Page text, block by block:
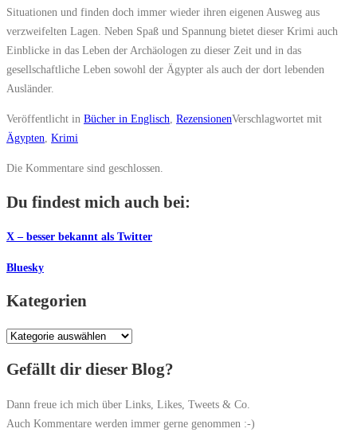
Situationen und finden doch immer wieder ihren eigenen Ausweg aus
verzweifelten Lagen. Neben Spaß und Spannung bietet dieser Krimi auch
Einblicke in das Leben der Archäologen zu dieser Zeit und in das
gesellschaftliche Leben sowohl der Ägypter als auch der dort lebenden
Ausländer.
Veröffentlicht in Bücher in Englisch RezensionenVerschlagwortet mit
Ägypten Krimi
Die Kommentare sind geschlossen.
Du findest mich auch bei:
X – besser bekannt als Twitter
Bluesky
Kategorien
Kategorien
Gefällt dir dieser Blog?
Dann freue ich mich über Links, Likes, Tweets & Co.
Auch Kommentare werden immer gerne genommen :-)